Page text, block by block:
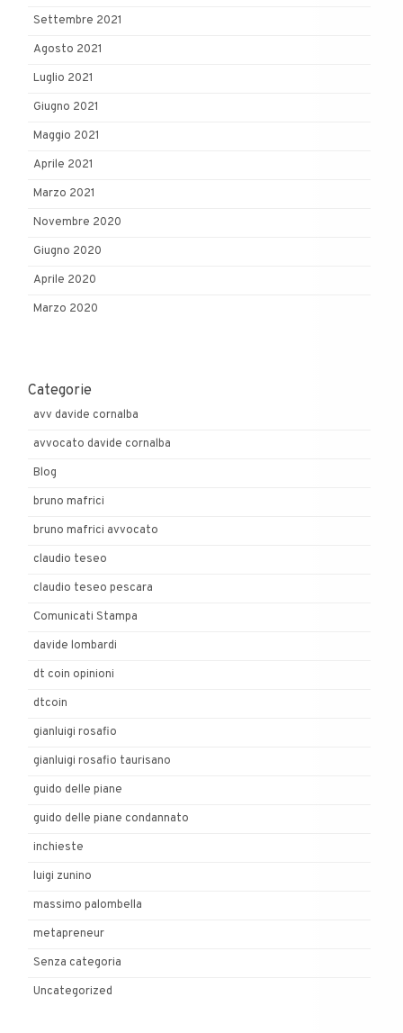
Settembre 2021
Agosto 2021
Luglio 2021
Giugno 2021
Maggio 2021
Aprile 2021
Marzo 2021
Novembre 2020
Giugno 2020
Aprile 2020
Marzo 2020
Categorie
avv davide cornalba
avvocato davide cornalba
Blog
bruno mafrici
bruno mafrici avvocato
claudio teseo
claudio teseo pescara
Comunicati Stampa
davide lombardi
dt coin opinioni
dtcoin
gianluigi rosafio
gianluigi rosafio taurisano
guido delle piane
guido delle piane condannato
inchieste
luigi zunino
massimo palombella
metapreneur
Senza categoria
Uncategorized